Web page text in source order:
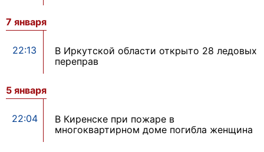
7 января
22:13
В Иркутской области открыто 28 ледовых
переправ
5 января
22:04
В Киренске при пожаре в
многоквартирном доме погибла женщина